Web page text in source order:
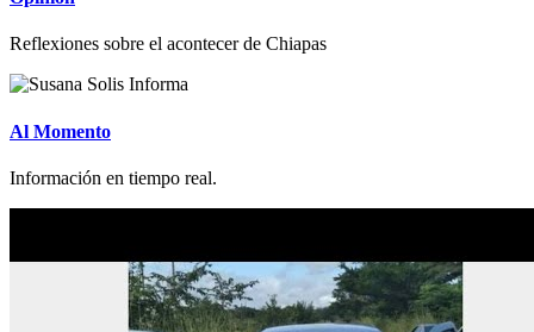
Reflexiones sobre el acontecer de Chiapas
Al Momento
Información en tiempo real.